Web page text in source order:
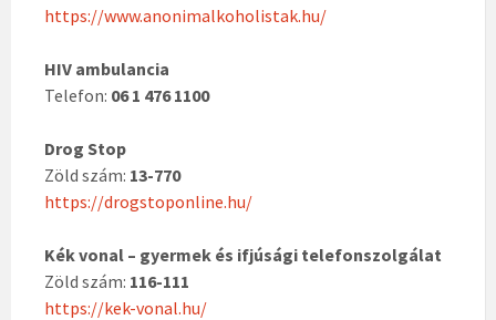
https://www.anonimalkoholistak.hu/
HIV ambulancia
Telefon: 06 1 476 1100
Drog Stop
Zöld szám: 13-770
https://drogstoponline.hu/
Kék vonal – gyermek és ifjúsági telefonszolgálat
Zöld szám: 116-111
https://kek-vonal.hu/